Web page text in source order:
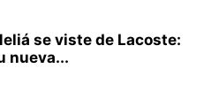
se viste de Lacoste:
nueva...